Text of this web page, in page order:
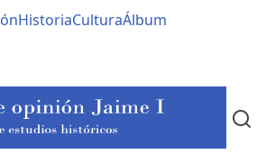
HistoriaCulturaÁlbum